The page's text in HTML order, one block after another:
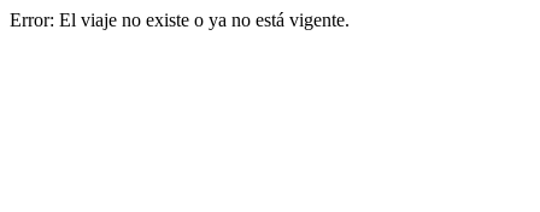
Error: El viaje no existe o ya no está vigente.